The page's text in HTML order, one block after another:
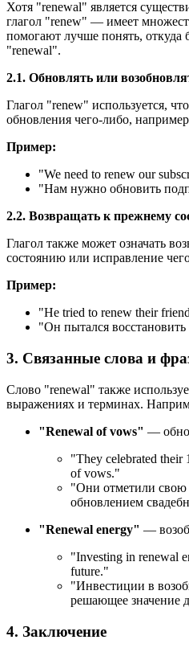
Хотя "renewal" является
глагол "renew" — имеет
помогают лучше понять, откуда
"renewal".
2.1. Обновлять или
Глагол "renew" используется,
обновления чего-либо,
Пример:
"We need to renew our
"Нам нужно обновить
2.2. Возвращать к прежнему
Глагол также может означать
состоянию или исправление
Пример:
"He tried to renew their
"Он пытался
3. Связанные слова и
Слово "renewal" также
выражениях и терминах.
"Renewal of vows" —
"They celebrated their
of vows."
"Они отметили свою
обновлением
"Renewal energy" —
"Investing in renewal
future."
"Инвестиции в
решающее значение
4. Заключение